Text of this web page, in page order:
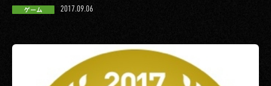
ゲーム 2017.09.06